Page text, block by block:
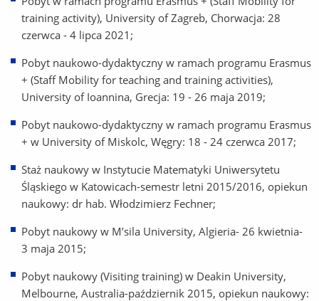
training activity), University of Zagreb, Chorwacja: 28
czerwca - 4 lipca 2021;
Pobyt naukowo-dydaktyczny w ramach programu Erasmus
+ (Staff Mobility for teaching and training activities),
University of Ioannina, Grecja: 19 - 26 maja 2019;
Pobyt naukowo-dydaktyczny w ramach programu Erasmus
+ w University of Miskolc, Węgry: 18 - 24 czerwca 2017;
Staż naukowy w Instytucie Matematyki Uniwersytetu
Śląskiego w Katowicach-semestr letni 2015/2016, opiekun
naukowy: dr hab. Włodzimierz Fechner;
Pobyt naukowy w M’sila University, Algieria- 26 kwietnia-
3 maja 2015;
Pobyt naukowy (Visiting training) w Deakin University,
Melbourne, Australia-październik 2015, opiekun naukowy: